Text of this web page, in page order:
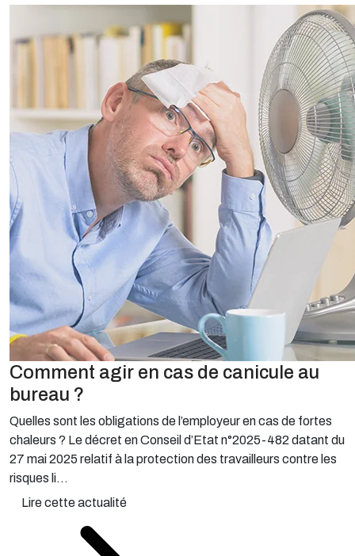
Comment agir en cas de canicule au
bureau ?
Quelles sont les obligations de l’employeur en cas de fortes
chaleurs ? Le décret en Conseil d’Etat n°2025-482 datant du
27 mai 2025 relatif à la protection des travailleurs contre les
risques li...
Lire cette actualité